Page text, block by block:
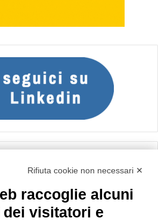
(€):
Rifiuta cookie non necessari ✕
raccoglie alcuni
visitatori e